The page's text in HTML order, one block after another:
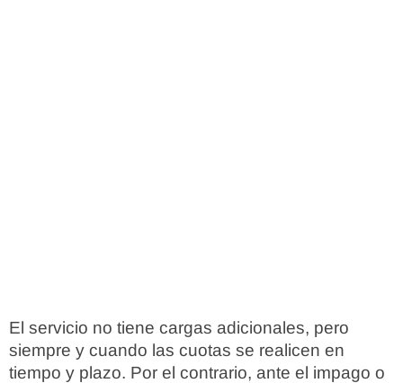
El servicio no tiene cargas adicionales, pero
siempre y cuando las cuotas se realicen en
tiempo y plazo. Por el contrario, ante el impago o